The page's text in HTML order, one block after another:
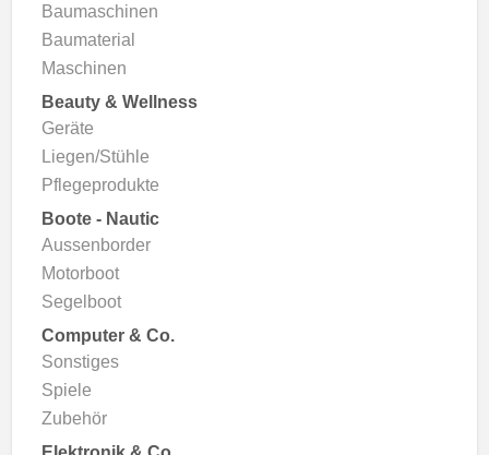
Baumaschinen
Baumaterial
Maschinen
Beauty & Wellness
Geräte
Liegen/Stühle
Pflegeprodukte
Boote - Nautic
Aussenborder
Motorboot
Segelboot
Computer & Co.
Sonstiges
Spiele
Zubehör